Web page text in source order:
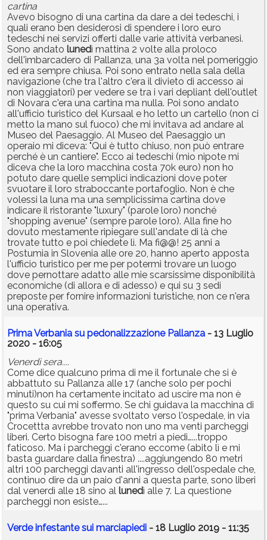
cartina
Avevo bisogno di una cartina da dare a dei tedeschi, i
quali erano ben desiderosi di spendere i loro euro
tedeschi nei servizi offerti dalle varie attività verbanesi.
Sono andato lunedì mattina 2 volte alla proloco
dell'imbarcadero di Pallanza, una 3a volta nel pomeriggio
ed era sempre chiusa. Poi sono entrato nella sala della
navigazione (che tra l'altro c'era il divieto di accesso ai
non viaggiatori) per vedere se tra i vari depliant dell'outlet
di Novara c'era una cartina ma nulla. Poi sono andato
all'ufficio turistico del Kursaal e ho letto un cartello (non ci
metto la mano sul fuoco) che mi invitava ad andare al
Museo del Paesaggio. Al Museo del Paesaggio un
operaio mi diceva: "Qui è tutto chiuso, non può entrare
perché è un cantiere". Ecco ai tedeschi (mio nipote mi
diceva che la loro macchina costa 70k euro) non ho
potuto dare quelle semplici indicazioni dove poter
svuotare il loro straboccante portafoglio. Non è che
volessi la luna ma una semplicissima cartina dove
indicare il ristorante "luxury" (parole loro) nonché
"shopping avenue" (sempre parole loro). Alla fine ho
dovuto mestamente ripiegare sull'andate di là che
trovate tutto e poi chiedete lì. Ma fi@@! 25 anni a
Postumia in Slovenia alle ore 20, hanno aperto apposta
l'ufficio turistico per me per potermi trovare un luogo
dove pernottare adatto alle mie scarsissime disponibilità
economiche (di allora e di adesso) e qui su 3 sedi
preposte per fornire informazioni turistiche, non ce n'era
una operativa.
Prima Verbania su pedonalizzazione Pallanza - 13 Luglio
2020 - 16:05
Venerdì sera....
Come dice qualcuno prima di me il fortunale che si è
abbattuto su Pallanza alle 17 (anche solo per pochi
minuti)non ha certamente incitato ad uscire ma non è
questo su cui mi soffermo. Se chi guidava la macchina di
"prima Verbania" avesse svoltato verso l'ospedale, in via
Crocettta avrebbe trovato non uno ma venti parcheggi
liberi. Certo bisogna fare 100 metri a piedi…...troppo
faticoso. Ma i parcheggi c'erano eccome (abito lì e mi
basta guardare dalla finestra) ....aggiungendo 80 metri
altri 100 parcheggi davanti all'ingresso dell'ospedale che,
continuo dire da un paio d'anni a questa parte, sono liberi
dal venerdì alle 18 sino al lunedì alle 7. La questione
parcheggi non esiste…...
Verde infestante sui marciapiedi - 18 Luglio 2019 - 11:35